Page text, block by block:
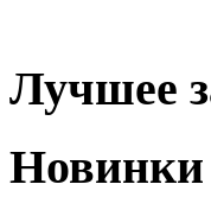
Лучшее
Новинки